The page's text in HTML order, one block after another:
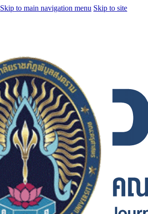
Skip to main navigation menu Skip to site